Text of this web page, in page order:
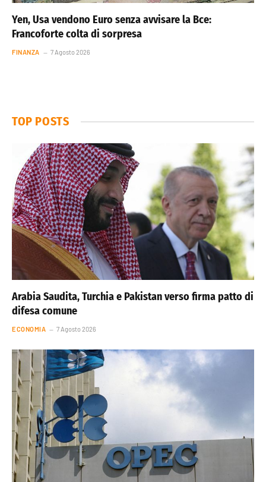
Yen, Usa vendono Euro senza avvisare la Bce:
Francoforte colta di sorpresa
FINANZA 7 Agosto 2026
TOP POSTS
Arabia Saudita, Turchia e Pakistan verso firma patto di
difesa comune
ECONOMIA 7 Agosto 2026